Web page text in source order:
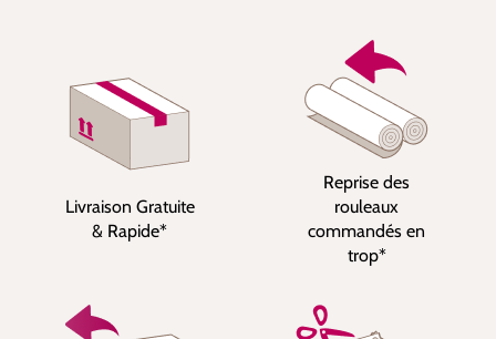
Livraison Gratuite
& Rapide*
Reprise des
rouleaux
commandés en
trop*